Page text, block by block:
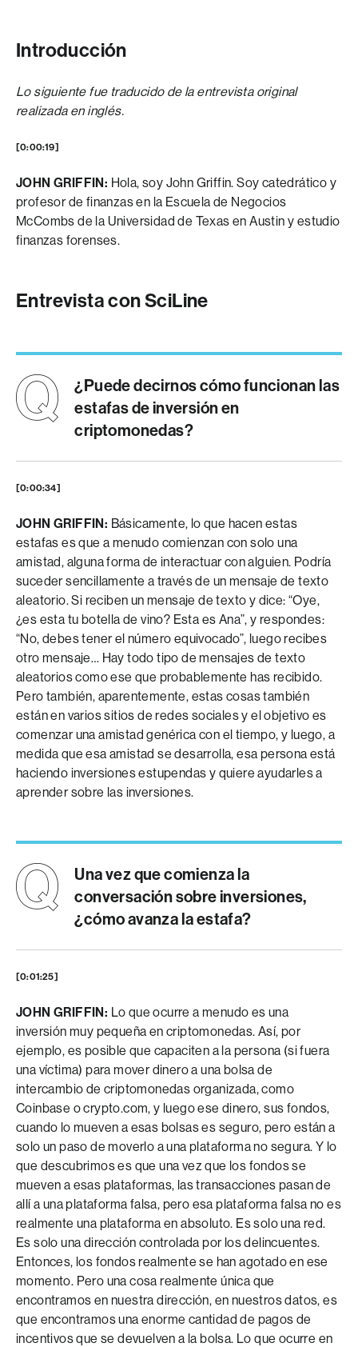
Introducción
Lo siguiente fue traducido de la entrevista original
realizada en inglés.
[0:00:19]
JOHN GRIFFIN: Hola, soy John Griffin. Soy catedrático y
profesor de finanzas en la Escuela de Negocios
McCombs de la Universidad de Texas en Austin y estudio
finanzas forenses.
Entrevista con SciLine
¿Puede decirnos cómo funcionan las
estafas de inversión en
criptomonedas?
[0:00:34]
JOHN GRIFFIN: Básicamente, lo que hacen estas
estafas es que a menudo comienzan con solo una
amistad, alguna forma de interactuar con alguien. Podría
suceder sencillamente a través de un mensaje de texto
aleatorio. Si reciben un mensaje de texto y dice: “Oye,
¿es esta tu botella de vino? Esta es Ana”, y respondes:
“No, debes tener el número equivocado”, luego recibes
otro mensaje… Hay todo tipo de mensajes de texto
aleatorios como ese que probablemente has recibido.
Pero también, aparentemente, estas cosas también
están en varios sitios de redes sociales y el objetivo es
comenzar una amistad genérica con el tiempo, y luego, a
medida que esa amistad se desarrolla, esa persona está
haciendo inversiones estupendas y quiere ayudarles a
aprender sobre las inversiones.
Una vez que comienza la
conversación sobre inversiones,
¿cómo avanza la estafa?
[0:01:25]
JOHN GRIFFIN: Lo que ocurre a menudo es una
inversión muy pequeña en criptomonedas. Así, por
ejemplo, es posible que capaciten a la persona (si fuera
una víctima) para mover dinero a una bolsa de
intercambio de criptomonedas organizada, como
Coinbase o crypto.com, y luego ese dinero, sus fondos,
cuando lo mueven a esas bolsas es seguro, pero están a
solo un paso de moverlo a una plataforma no segura. Y lo
que descubrimos es que una vez que los fondos se
mueven a esas plataformas, las transacciones pasan de
allí a una plataforma falsa, pero esa plataforma falsa no es
realmente una plataforma en absoluto. Es solo una red.
Es solo una dirección controlada por los delincuentes.
Entonces, los fondos realmente se han agotado en ese
momento. Pero una cosa realmente única que
encontramos en nuestra dirección, en nuestros datos, es
que encontramos una enorme cantidad de pagos de
incentivos que se devuelven a la bolsa. Lo que ocurre en